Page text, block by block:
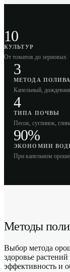
10
КУЛЬТУР
От томатов до зерновых
3
МЕТОДА ПОЛИВА
Капельный,
4
ТИПА ПОЧВЫ
Песок, суглинок,
90%
ЭКОНОМИИ
При капельном
Методы
Выбор метода
здоровье
эффективность и